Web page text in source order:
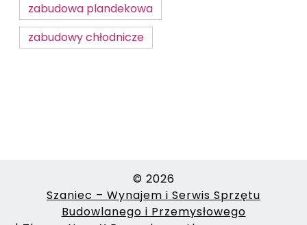
zabudowa plandekowa
zabudowy chłodnicze
© 2026
Szaniec – Wynajem i Serwis Sprzętu
Budowlanego i Przemysłowego